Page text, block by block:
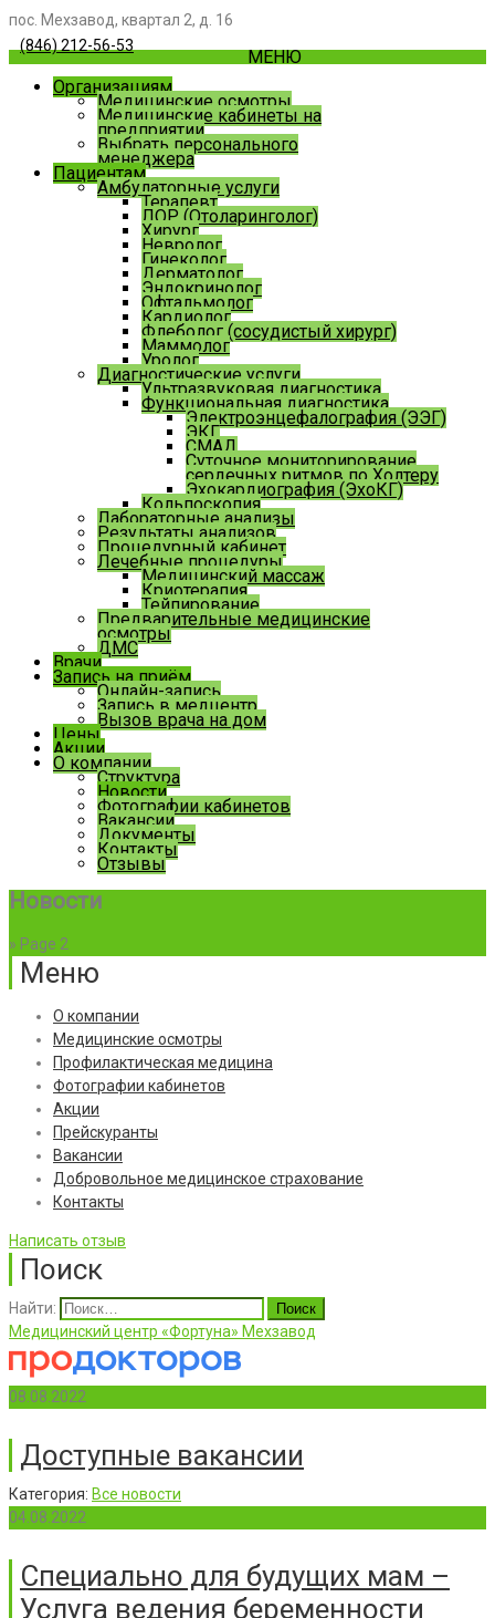
пос. Мехзавод, квартал 2, д. 16
(846) 212-56-53
МЕНЮ
Организациям
Медицинские осмотры
Медицинские кабинеты на
предприятии
Выбрать персонального
менеджера
Пациентам
Амбулаторные услуги
Терапевт
ЛОР (Отоларинголог)
Хирург
Невролог
Гинеколог
Дерматолог
Эндокринолог
Офтальмолог
Кардиолог
Флеболог (сосудистый хирург)
Маммолог
Уролог
Диагностические услуги
Ультразвуковая диагностика
Функциональная диагностика
Электроэнцефалография (ЭЭГ)
ЭКГ
СМАД
Суточное мониторирование
сердечных ритмов по Холтеру
Эхокардиография (ЭхоКГ)
Кольпоскопия
Лабораторные анализы
Результаты анализов
Процедурный кабинет
Лечебные процедуры
Медицинский массаж
Криотерапия
Тейпирование
Предварительные медицинские
осмотры
ДМС
Врачи
Запись на приём
Онлайн-запись
Запись в медцентр
Вызов врача на дом
Цены
Акции
О компании
Структура
Новости
Фотографии кабинетов
Вакансии
Документы
Контакты
Отзывы
Новости
» Page 2
Меню
О компании
Медицинские осмотры
Профилактическая медицина
Фотографии кабинетов
Акции
Прейскуранты
Вакансии
Добровольное медицинское страхование
Контакты
Написать отзыв
Поиск
Найти:
Медицинский центр «Фортуна» Мехзавод
08.08.2022
Доступные вакансии
Категория: Все новости
04.08.2022
Специально для будущих мам –
Услуга ведения беременности